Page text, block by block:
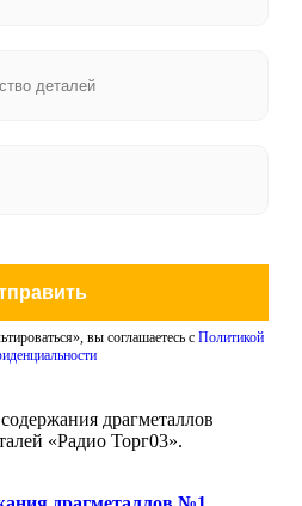
вы соглашаетесь с Политикой
драгметаллов
«Радио Торг03».